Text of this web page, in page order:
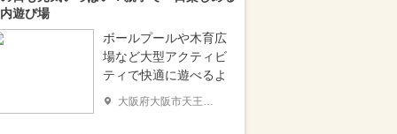
遊び場
ボールプールや木育広
場など大型アクティビ
ティで快適に遊べるよ
大阪府大阪市天王寺区